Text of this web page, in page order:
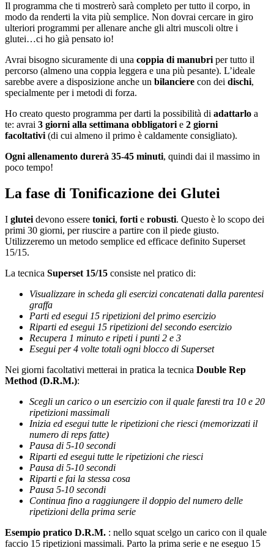
Il programma che ti mostrerò sarà completo per tutto il corpo, in
modo da renderti la vita più semplice. Non dovrai cercare in giro
ulteriori programmi per allenare anche gli altri muscoli oltre i
glutei…ci ho già pensato io!
Avrai bisogno sicuramente di una coppia di manubri per tutto il
percorso (almeno una coppia leggera e una più pesante). L’ideale
sarebbe avere a disposizione anche un bilanciere con dei dischi,
specialmente per i metodi di forza.
Ho creato questo programma per darti la possibilità di adattarlo a
te: avrai 3 giorni alla settimana obbligatori e 2 giorni
facoltativi (di cui almeno il primo è caldamente consigliato).
Ogni allenamento durerà 35-45 minuti, quindi dai il massimo in
poco tempo!
La fase di Tonificazione dei Glutei
I glutei devono essere tonici, forti e robusti. Questo è lo scopo dei
primi 30 giorni, per riuscire a partire con il piede giusto.
Utilizzeremo un metodo semplice ed efficace definito Superset
15/15.
La tecnica Superset 15/15 consiste nel pratico di:
Visualizzare in scheda gli esercizi concatenati dalla parentesi
graffa
Parti ed esegui 15 ripetizioni del primo esercizio
Riparti ed esegui 15 ripetizioni del secondo esercizio
Recupera 1 minuto e ripeti i punti 2 e 3
Esegui per 4 volte totali ogni blocco di Superset
Nei giorni facoltativi metterai in pratica la tecnica Double Rep
Method (D.R.M.):
Scegli un carico o un esercizio con il quale faresti tra 10 e 20
ripetizioni massimali
Inizia ed esegui tutte le ripetizioni che riesci (memorizzati il
numero di reps fatte)
Pausa di 5-10 secondi
Riparti ed esegui tutte le ripetizioni che riesci
Pausa di 5-10 secondi
Riparti e fai la stessa cosa
Pausa 5-10 secondi
Continua fino a raggiungere il doppio del numero delle
ripetizioni della prima serie
Esempio pratico D.R.M. : nello squat scelgo un carico con il quale
faccio 15 ripetizioni massimali. Parto la prima serie e ne eseguo 15